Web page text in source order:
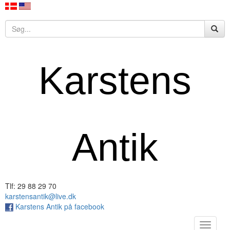
Karstens
Antik
Tlf: 29 88 29 70
karstensantik@live.dk
Karstens Antik på facebook
Toggle